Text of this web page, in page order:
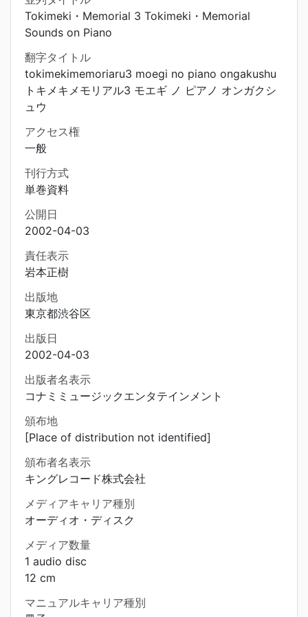
Tokimeki・Memorial 3 Tokimeki・Memorial
Sounds on Piano
翻字タイトル
tokimekimemoriaru3 moegi no piano ongakushu
トキメキメモリアル3 モエギ ノ ピアノ オンガクシ
ュウ
アクセス権
一般
刊行方式
単巻資料
公開日
2002-04-03
責任表示
岩本正樹
出版地
東京都渋谷区
出版日
2002-04-03
出版者名表示
コナミミュージックエンタテインメント
頒布地
[Place of distribution not identified]
頒布者名表示
キングレコード株式会社
メディアキャリア種別
オーディオ・ディスク
メディア数量
1 audio disc
12 cm
マニュアルキャリア種別